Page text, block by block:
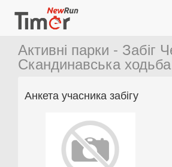
Активні парки - Забіг
Скандинавська
Анкета учасника забігу